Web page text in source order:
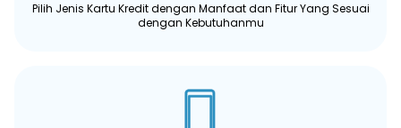
Pilih Jenis Kartu Kredit dengan Manfaat dan Fitur Yang Sesuai
dengan Kebutuhanmu